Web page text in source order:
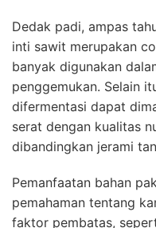
Dedak padi, ampas
inti sawit merupakan
banyak digunakan
penggemukan. Selain
difermentasi dapat
serat dengan kualitas
dibandingkan jerami
Pemanfaatan bahan
pemahaman tentang
faktor pembatas,